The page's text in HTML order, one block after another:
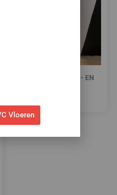
HIGH TACK PLINTEN- EN
Vloeren